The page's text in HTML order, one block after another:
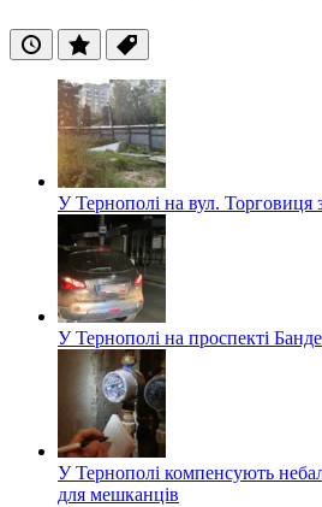
ОстанніПопулярні
Теги
У Тернополі на вул. Торговиця
У Тернополі на проспекті
У Тернополі компенсують
для мешканців